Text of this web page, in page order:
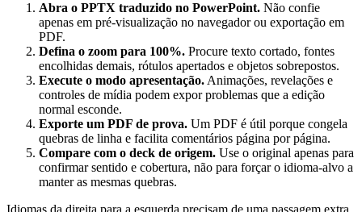
Abra o PPTX traduzido no PowerPoint. Não confie
apenas em pré-visualização no navegador ou exportação em
PDF.
Defina o zoom para 100%. Procure texto cortado, fontes
encolhidas demais, rótulos apertados e objetos sobrepostos.
Execute o modo apresentação. Animações, revelações e
controles de mídia podem expor problemas que a edição
normal esconde.
Exporte um PDF de prova. Um PDF é útil porque congela
quebras de linha e facilita comentários página por página.
Compare com o deck de origem. Use o original apenas para
confirmar sentido e cobertura, não para forçar o idioma-alvo a
manter as mesmas quebras.